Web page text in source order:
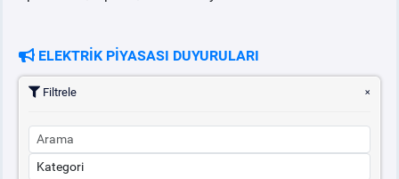
TEMİNAT
BÜLTENLER
DUYURULAR
ELEKTRİK PİYASASI DUYURULARI
Filtrele